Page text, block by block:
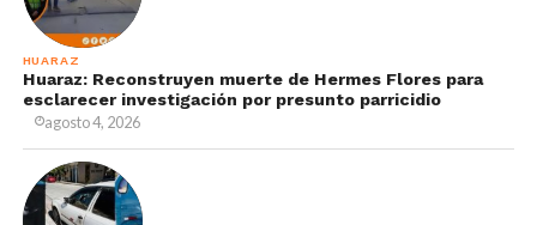
HUARAZ
Huaraz: Reconstruyen muerte de Hermes Flores para
esclarecer investigación por presunto parricidio
agosto 4, 2026